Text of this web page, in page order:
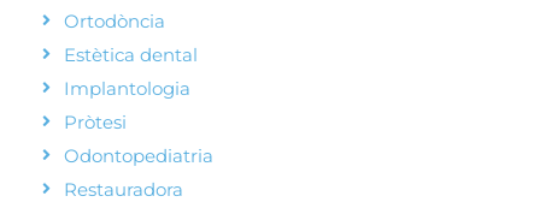
Ortodòncia
Estètica dental
Implantologia
Pròtesi
Odontopediatria
Restauradora